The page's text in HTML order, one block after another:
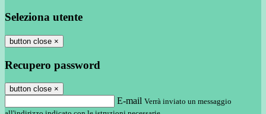
Seleziona utente
button close ×
Recupero password
button close ×
E-mail Verrà inviato un messaggio